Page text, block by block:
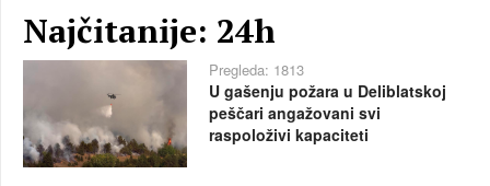
Najčitanije: 24h
Pregleda: 1813
U gašenju požara u Deliblatskoj
peščari angažovani svi
raspoloživi kapaciteti